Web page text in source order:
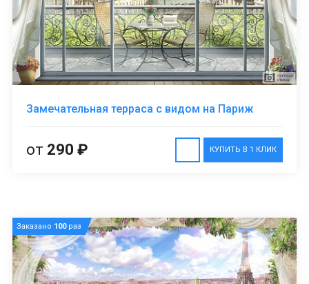
Замечательная терраса с видом на Париж
КУПИТЬ В 1 КЛИК
от 290 ₽
Заказано 100раз